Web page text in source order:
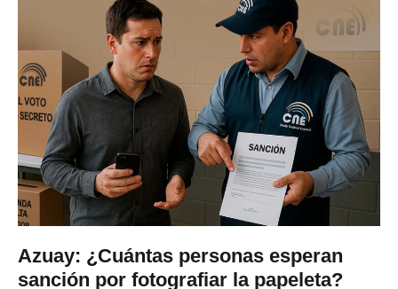
sanción por fotografiar la papeleta?